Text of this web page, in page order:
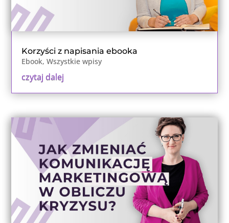
Korzyści z napisania ebooka
Ebook,Wszystkie wpisy
czytaj dalej